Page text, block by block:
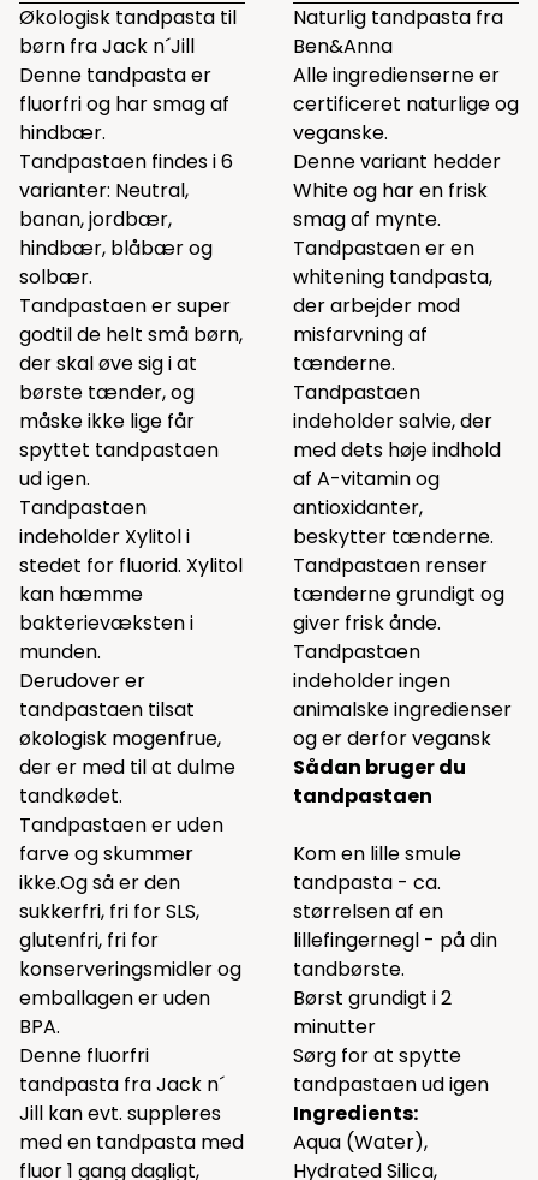
Økologisk tandpasta til
børn fra Jack n´Jill
Denne tandpasta er
fluorfri og har smag af
hindbær.
Tandpastaen findes i 6
varianter: Neutral,
banan, jordbær,
hindbær, blåbær og
solbær.
Tandpastaen er super
godtil de helt små børn,
der skal øve sig i at
børste tænder, og
måske ikke lige får
spyttet tandpastaen
ud igen.
Tandpastaen
indeholder Xylitol i
stedet for fluorid. Xylitol
kan hæmme
bakterievæksten i
munden.
Derudover er
tandpastaen tilsat
økologisk mogenfrue,
der er med til at dulme
tandkødet.
Tandpastaen er uden
farve og skummer
ikke.Og så er den
sukkerfri, fri for SLS,
glutenfri, fri for
konserveringsmidler og
emballagen er uden
BPA.
Denne fluorfri
tandpasta fra Jack n´
Jill kan evt. suppleres
med en tandpasta med
fluor 1 gang dagligt,
Naturlig tandpasta fra
Ben&Anna
Alle ingredienserne er
certificeret naturlige og
veganske.
Denne variant hedder
White og har en frisk
smag af mynte.
Tandpastaen er en
whitening tandpasta,
der arbejder mod
misfarvning af
tænderne.
Tandpastaen
indeholder salvie, der
med dets høje indhold
af A-vitamin og
antioxidanter,
beskytter tænderne.
Tandpastaen renser
tænderne grundigt og
giver frisk ånde.
Tandpastaen
indeholder ingen
animalske ingredienser
og er derfor vegansk
Sådan bruger du
tandpastaen
Kom en lille smule
tandpasta - ca.
størrelsen af en
lillefingernegl - på din
tandbørste.
Børst grundigt i 2
minutter
Sørg for at spytte
tandpastaen ud igen
Ingredients:
Aqua (Water),
Hydrated Silica,